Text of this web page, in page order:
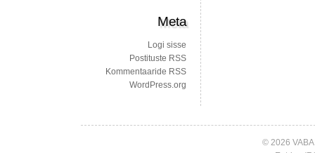
Meta
Logi sisse
Postituste RSS
Kommentaaride RSS
WordPress.org
© 2026